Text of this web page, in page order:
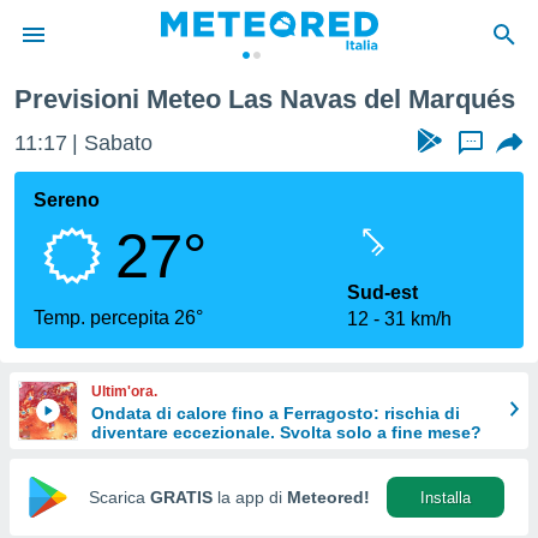
di
per
le
di
Web
Previsioni Meteo Las Navas del Marqués
11:17 Sabato ...
Sereno
27°
Temp. percepita 26°
Sud-est
12
31 km/h
Ultim'ora.
Ondata di calore fino a Ferragosto: rischia di
diventare eccezionale. Svolta solo a fine mese?
Scarica GRATIS la app di Meteored! Installa